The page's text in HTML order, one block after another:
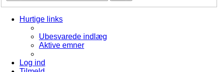
Hurtige links
Ubesvarede indlæg
Aktive emner
Log ind